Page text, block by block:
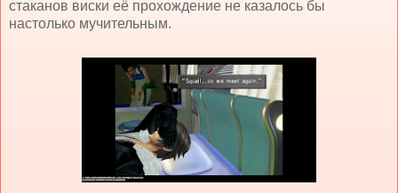
стаканов виски её прохождение не казалось бы
настолько мучительным.